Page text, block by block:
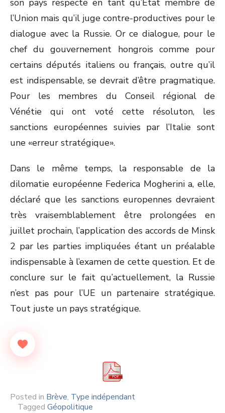
son pays respecte en tant qu’État membre de
l’Union mais qu’il juge contre-productives pour le
dialogue avec la Russie. Or ce dialogue, pour le
chef du gouvernement hongrois comme pour
certains députés italiens ou français, outre qu’il
est indispensable, se devrait d’être pragmatique.
Pour les membres du Conseil régional de
Vénétie qui ont voté cette résoluton, les
sanctions européennes suivies par l’Italie sont
une «erreur stratégique».
Dans le même temps, la responsable de la
dilomatie européenne Federica Mogherini a, elle,
déclaré que les sanctions europennes devraient
très vraisemblablement être prolongées en
juillet prochain, l’application des accords de Minsk
2 par les parties impliquées étant un préalable
indispensable à l’examen de cette question. Et de
conclure sur le fait qu’actuellement, la Russie
n’est pas pour l’UE un partenaire stratégique.
Tout juste un pays stratégique.
Posted in Brève, Type indépendant
Tagged Géopolitique